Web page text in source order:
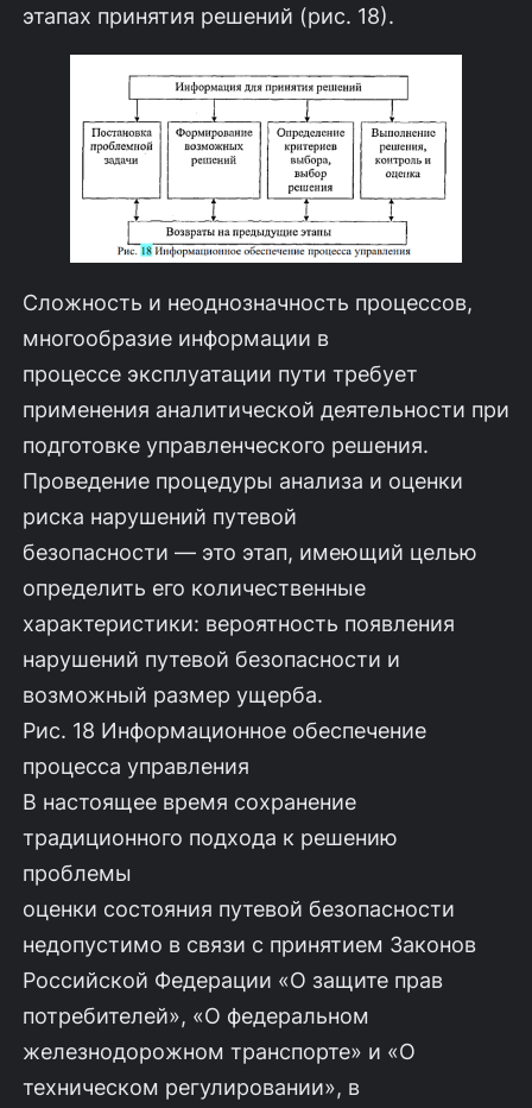
этапах принятия решений (рис. 18).
Сложность и неоднозначность процессов,
многообразие информации в
процессе эксплуатации пути требует
применения аналитической деятельности при
подготовке управленческого решения.
Проведение процедуры анализа и оценки
риска нарушений путевой
безопасности — это этап, имеющий целью
определить его количественные
характеристики: вероятность появления
нарушений путевой безопасности и
возможный размер ущерба.
Рис. 18 Информационное обеспечение
процесса управления
В настоящее время сохранение
традиционного подхода к решению
проблемы
оценки состояния путевой безопасности
недопустимо в связи с принятием Законов
Российской Федерации «О защите прав
потребителей», «О федеральном
железнодорожном транспорте» и «О
техническом регулировании», в